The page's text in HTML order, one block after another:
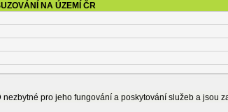
NA ÚZEMÍ ČR
INFORMACEpro jeho fungování a poskytování služeb a jsou